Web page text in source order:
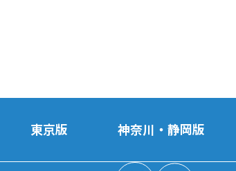
東京版 神奈川・静岡版